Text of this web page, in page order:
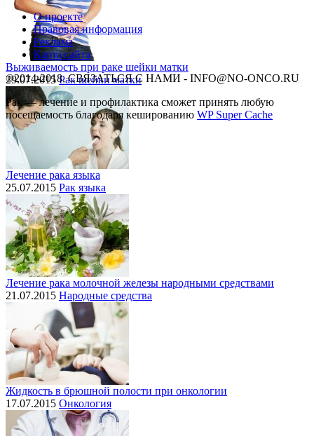
Выживаемость при раке шейки матки
29.07.2015 Рак шейки матки
Лечение рака языка
25.07.2015 Рак языка
Лечение рака молочной железы народными средствами
21.07.2015 Народные средства
Жидкость в брюшной полости при онкологии
17.07.2015 Онкология
О проекте
Правовая информация
Реклама
Карта сайта
©2014-2018, СВЯЗАТЬСЯ С НАМИ - INFO@NO-ONCO.RU
Рак — лечение и профилактика cможет принять любую
посещаемость благодаря кешированию WP Super Cache